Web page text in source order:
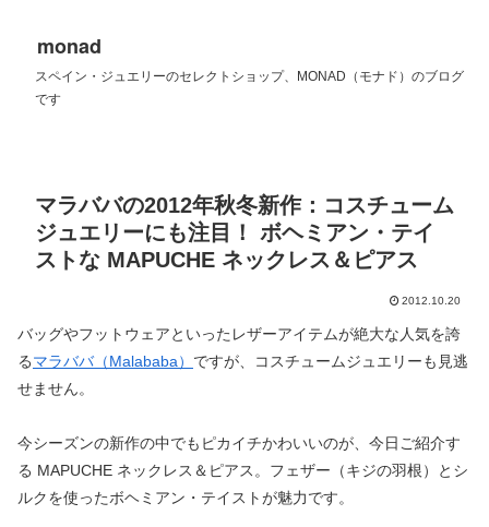
monad
スペイン・ジュエリーのセレクトショップ、MONAD（モナド）のブログ
です
マラババの2012年秋冬新作：コスチューム
ジュエリーにも注目！ ボヘミアン・テイ
ストな MAPUCHE ネックレス＆ピアス
2012.10.20
バッグやフットウェアといったレザーアイテムが絶大な人気を誇
るマラババ（Malababa） ですが、コスチュームジュエリーも見逃
せません。
今シーズンの新作の中でもピカイチかわいいのが、今日ご紹介す
る MAPUCHE ネックレス＆ピアス。フェザー（キジの羽根）とシ
ルクを使ったボヘミアン・テイストが魅力です。